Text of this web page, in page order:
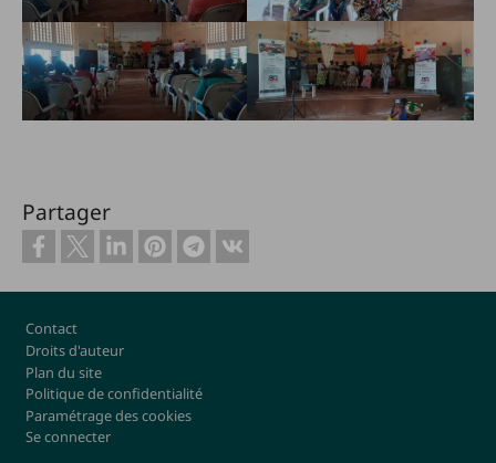
Partager
Footer
Contact
Droits d'auteur
Plan du site
Politique de confidentialité
Paramétrage des cookies
Se connecter